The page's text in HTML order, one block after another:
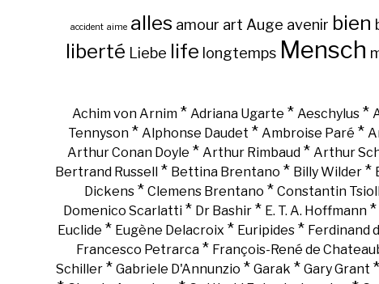
accident aime alles amour art Auge avenir bien
liberté Liebe life longtemps Mensch
Achim von Arnim* Adriana Ugarte * Aeschylus*
Tennyson * Alphonse Daudet * Ambroise Paré *
Arthur Conan Doyle * Arthur Rimbaud * Arthur
Bertrand Russell * Bettina Brentano * Billy Wilder *
Dickens * Clemens Brentano * Constantin
Domenico Scarlatti * Dr Bashir * E. T. A. Hoffmann *
Euclide * Eugène Delacroix * Euripides * Ferdinand
Francesco Petrarca * François-René de
Schiller * Gabriele D'Annunzio * Garak * Gary Grant *